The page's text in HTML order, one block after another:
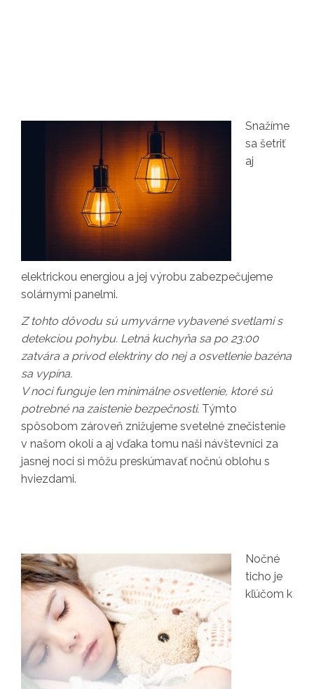
Snažíme
sa šetriť
aj
elektrickou energiou a jej výrobu zabezpečujeme
solárnymi panelmi.
Z tohto dôvodu sú umyvárne vybavené svetlami s
detekciou pohybu. Letná kuchyňa sa po 23:00
zatvára a prívod elektriny do nej a osvetlenie bazéna
sa vypína.
V noci funguje len minimálne osvetlenie, ktoré sú
potrebné na zaistenie bezpečnosti. Týmto
spôsobom zároveň znižujeme svetelné znečistenie
v našom okolí a aj vďaka tomu naši návštevníci za
jasnej noci si môžu preskúmavať nočnú oblohu s
hviezdami.
Nočné
ticho je
kľúčom k